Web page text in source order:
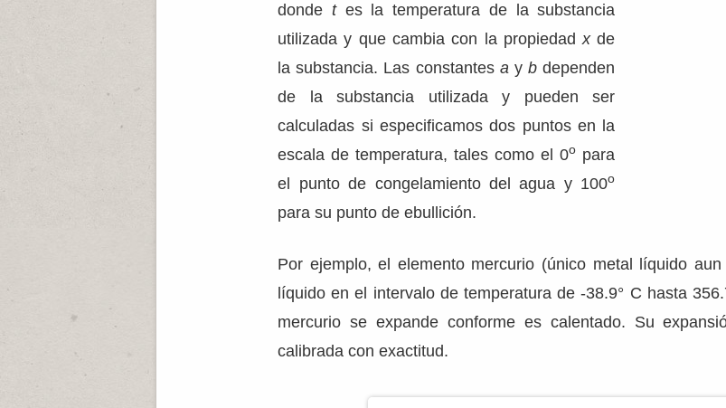
donde tes la temperatura de la substancia
utilizada y que cambia con la propiedadxde
la substancia. Las constantes ayb dependen
de la substancia utilizada y pueden ser
calculadas si especificamos dos puntos en la
escala de temperatura, tales como el 0o para
el punto de congelamiento del agua y 100o
para su punto de ebullición.
Por ejemplo, el elemento mercurio (único metal líquido
líquido en el intervalo de temperatura de -38.9° C hasta
mercurio se expande conforme es calentado. Su
calibrada con exactitud.